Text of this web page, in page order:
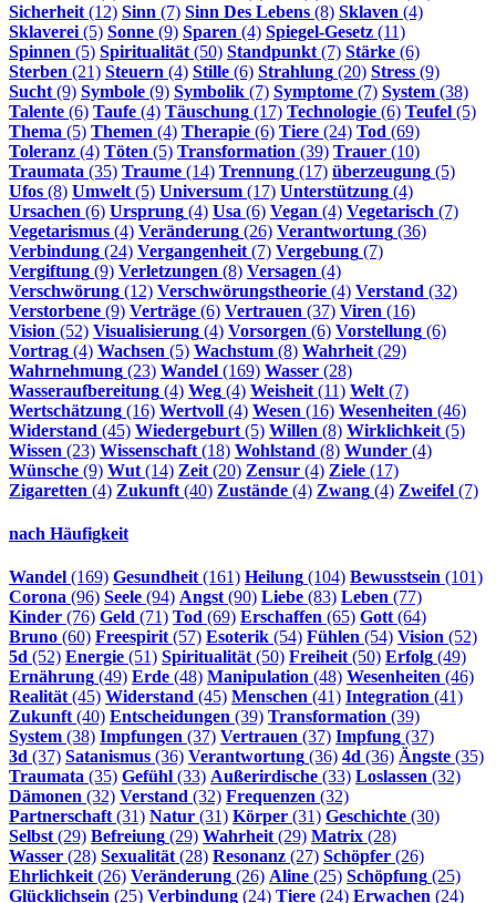
Sicherheit (12) Sinn (7) Sinn Des Lebens (8) Sklaven (4)
Sklaverei (5) Sonne (9) Sparen (4) Spiegel-Gesetz (11)
Spinnen (5) Spiritualität (50) Standpunkt (7) Stärke (6)
Sterben (21) Steuern (4) Stille (6) Strahlung (20) Stress (9)
Sucht (9) Symbole (9) Symbolik (7) Symptome (7) System (38)
Talente (6) Taufe (4) Täuschung (17) Technologie (6) Teufel (5)
Thema (5) Themen (4) Therapie (6) Tiere (24) Tod (69)
Toleranz (4) Töten (5) Transformation (39) Trauer (10)
Traumata (35) Traume (14) Trennung (17) überzeugung (5)
Ufos (8) Umwelt (5) Universum (17) Unterstützung (4)
Ursachen (6) Ursprung (4) Usa (6) Vegan (4) Vegetarisch (7)
Vegetarismus (4) Veränderung (26) Verantwortung (36)
Verbindung (24) Vergangenheit (7) Vergebung (7)
Vergiftung (9) Verletzungen (8) Versagen (4)
Verschwörung (12) Verschwörungstheorie (4) Verstand (32)
Verstorbene (9) Verträge (6) Vertrauen (37) Viren (16)
Vision (52) Visualisierung (4) Vorsorgen (6) Vorstellung (6)
Vortrag (4) Wachsen (5) Wachstum (8) Wahrheit (29)
Wahrnehmung (23) Wandel (169) Wasser (28)
Wasseraufbereitung (4) Weg (4) Weisheit (11) Welt (7)
Wertschätzung (16) Wertvoll (4) Wesen (16) Wesenheiten (46)
Widerstand (45) Wiedergeburt (5) Willen (8) Wirklichkeit (5)
Wissen (23) Wissenschaft (18) Wohlstand (8) Wunder (4)
Wünsche (9) Wut (14) Zeit (20) Zensur (4) Ziele (17)
Zigaretten (4) Zukunft (40) Zustände (4) Zwang (4) Zweifel (7)
nach Häufigkeit
Wandel (169) Gesundheit(161) Heilung (104) Bewusstsein (101)
Corona (96) Seele (94) Angst(90) Liebe (83) Leben (77)
Kinder (76) Geld (71) Tod (69) Erschaffen (65) Gott(64)
Bruno (60) Freespirit(57) Esoterik (54) Fühlen (54) Vision (52)
5d (52) Energie (51) Spiritualität(50) Freiheit(50) Erfolg (49)
Ernährung (49) Erde (48) Manipulation (48) Wesenheiten (46)
Realität(45) Widerstand (45) Menschen (41) Integration (41)
Zukunft(40) Entscheidungen (39) Transformation (39)
System (38) Impfungen (37) Vertrauen (37) Impfung (37)
3d (37) Satanismus (36) Verantwortung (36) 4d (36) Ängste (35)
Traumata (35) Gefühl (33) Außerirdische (33) Loslassen (32)
Dämonen (32) Verstand (32) Frequenzen (32)
Partnerschaft(31) Natur (31) Körper (31) Geschichte (30)
Selbst(29) Befreiung (29) Wahrheit(29) Matrix (28)
Wasser (28) Sexualität(28) Resonanz (27) Schöpfer (26)
Ehrlichkeit(26) Veränderung (26) Aline (25) Schöpfung (25)
Glücklichsein (25) Verbindung (24) Tiere (24) Erwachen (24)